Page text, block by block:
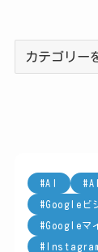
AI
Googleビ
Googleマ